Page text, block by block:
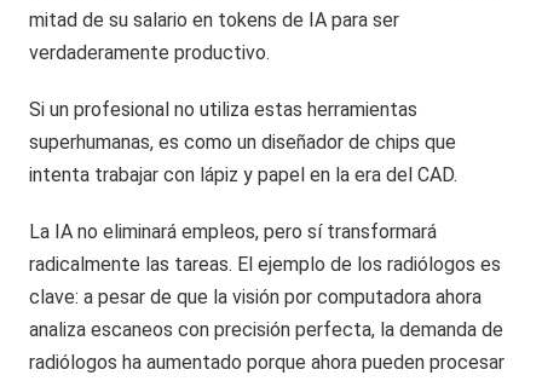
mitad de su salario en tokens de IA para ser
verdaderamente productivo.
Si un profesional no utiliza estas herramientas
superhumanas, es como un diseñador de chips que
intenta trabajar con lápiz y papel en la era del CAD.
La IA no eliminará empleos, pero sí transformará
radicalmente las tareas. El ejemplo de los radiólogos es
clave: a pesar de que la visión por computadora ahora
analiza escaneos con precisión perfecta, la demanda de
radiólogos ha aumentado porque ahora pueden procesar